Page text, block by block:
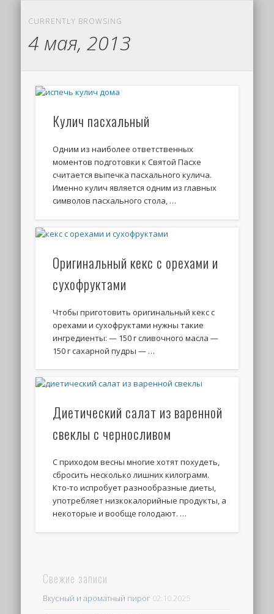
CURRENTLY BROWSING
4 мая, 2013
Кулич пасхальный
Одним из наиболее ответственных
моментов подготовки к Святой Пасхе
считается выпечка пасхального кулича.
Именно кулич является одним из главных
символов пасхального стола, …
Оригинальный кекс с орехами и
сухофруктами
Чтобы приготовить оригинальный кекс с
орехами и сухофруктами нужны такие
ингредиенты: — 150 г сливочного масла —
150 г сахарной пудры — …
Диетический салат из варенной
свеклы с черносливом
С приходом весны многие хотят похудеть,
сбросить несколько лишних килограмм.
Кто-то испробует разнообразные диеты,
употребляет низкокалорийные продукты, а
некоторые и вообще голодают. …
Свежие записи
Вкусный и ароматный пирог 02.10.2025